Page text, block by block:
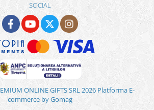
SOCIAL
ONLINE GIFTS SRL 2026 Platforma E-
commerce by Gomag